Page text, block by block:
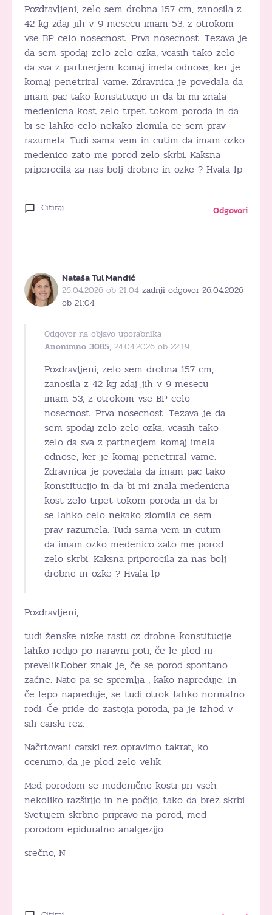
Pozdravljeni, zelo sem drobna 157 cm, zanosila z
42 kg zdaj jih v 9 mesecu imam 53, z otrokom
vse BP celo nosecnost. Prva nosecnost. Tezava je
da sem spodaj zelo zelo ozka, vcasih tako zelo
da sva z partnerjem komaj imela odnose, ker je
komaj penetriral vame. Zdravnica je povedala da
imam pac tako konstitucijo in da bi mi znala
medenicna kost zelo trpet tokom poroda in da
bi se lahko celo nekako zlomila ce sem prav
razumela. Tudi sama vem in cutim da imam ozko
medenico zato me porod zelo skrbi. Kaksna
priporocila za nas bolj drobne in ozke ? Hvala lp
Citiraj Odgovori
Nataša Tul Mandić
26.04.2026 ob 21:04 zadnji odgovor 26.04.2026
ob 21:04
Odgovor na objavo uporabnika
Anonimno 3085, 24.04.2026 ob 22:19
Pozdravljeni, zelo sem drobna 157 cm,
zanosila z 42 kg zdaj jih v 9 mesecu
imam 53, z otrokom vse BP celo
nosecnost. Prva nosecnost. Tezava je da
sem spodaj zelo zelo ozka, vcasih tako
zelo da sva z partnerjem komaj imela
odnose, ker je komaj penetriral vame.
Zdravnica je povedala da imam pac tako
konstitucijo in da bi mi znala medenicna
kost zelo trpet tokom poroda in da bi
se lahko celo nekako zlomila ce sem
prav razumela. Tudi sama vem in cutim
da imam ozko medenico zato me porod
zelo skrbi. Kaksna priporocila za nas bolj
drobne in ozke ? Hvala lp
Pozdravljeni,
tudi ženske nizke rasti oz drobne konstitucije
lahko rodijo po naravni poti, če le plod ni
prevelik.Dober znak je, če se porod spontano
začne. Nato pa se spremlja , kako napreduje. In
če lepo napreduje, se tudi otrok lahko normalno
rodi. Če pride do zastoja poroda, pa je izhod v
sili carski rez.
Načrtovani carski rez opravimo takrat, ko
ocenimo, da je plod zelo velik.
Med porodom se medenične kosti pri vseh
nekoliko razširijo in ne počijo, tako da brez skrbi.
Svetujem skrbno pripravo na porod, med
porodom epiduralno analgezijo.
srečno, N